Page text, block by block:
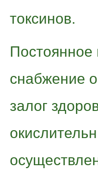
токсинов.
Постоянное
снабжение
залог